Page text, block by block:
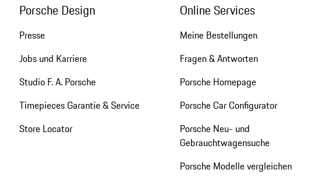
Porsche Design
Presse
Jobs und Karriere
Studio F. A. Porsche
Timepieces Garantie & Service
Store Locator
Online Services
Meine Bestellungen
Fragen & Antworten
Porsche Homepage
Porsche Car Configurator
Porsche Neu- und
Gebrauchtwagensuche
Porsche Modelle vergleichen